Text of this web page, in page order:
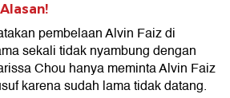
pembelaan Alvin Faiz di
sekali tidak nyambung dengan
Chou hanya meminta Alvin Faiz
karena sudah lama tidak datang.